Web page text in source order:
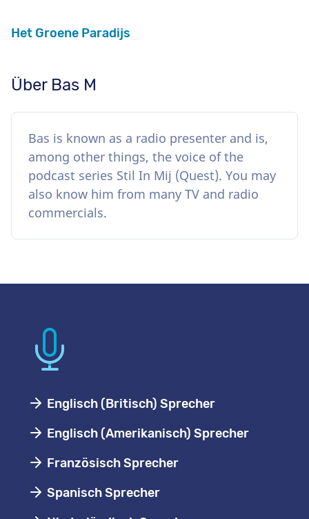
Het Groene Paradijs
Über Bas M
Bas is known as a radio presenter and is,
among other things, the voice of the
podcast series Stil In Mij (Quest). You may
also know him from many TV and radio
commercials.
Englisch (Britisch) Sprecher
Englisch (Amerikanisch) Sprecher
Französisch Sprecher
Spanisch Sprecher